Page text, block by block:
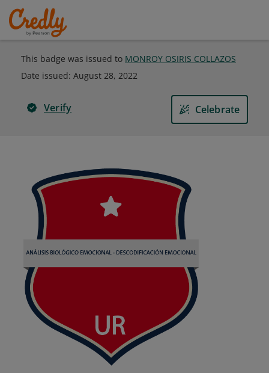
This badge was issued to MONROY OSIRIS COLLAZOS
Date issued: August 28, 2022
Verify Celebrate